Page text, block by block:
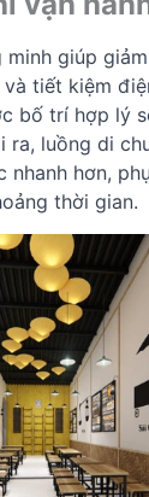
giúp
tiết kiệm
bố trí hợp lý
ra, luồng di
nhanh hơn,
thời gian.